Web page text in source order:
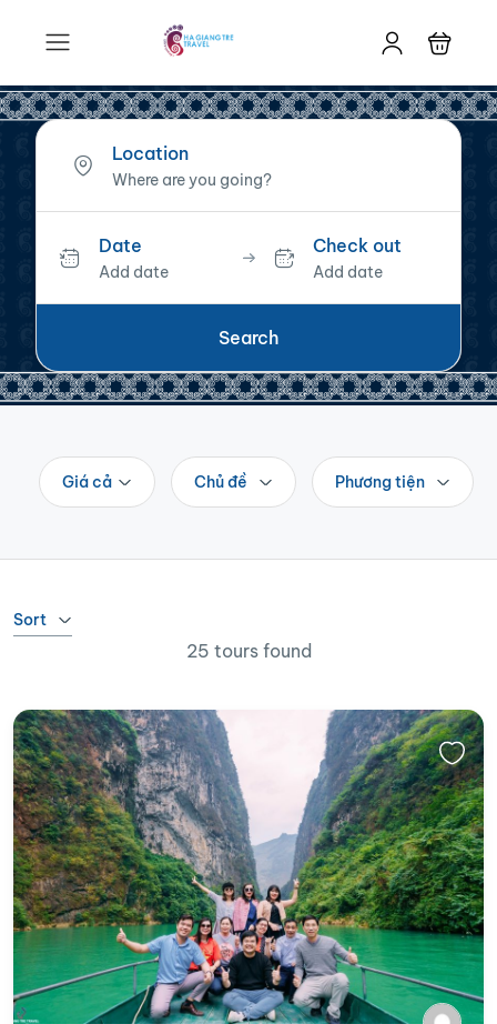
Location
Date
Add date
Check out
Add date
Search
Giá cả Chủ đề Phương tiện
Sort
25 tours found